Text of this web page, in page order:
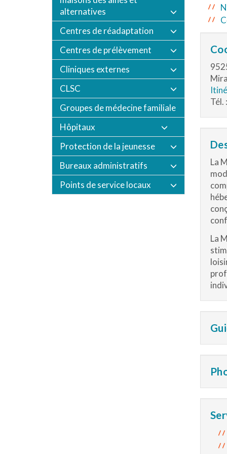
alternatives
Centres de réadaptation
Centres de prélèvement
Cliniques externes
CLSC
Groupes de médecine familiale
Hôpitaux
Protection de la jeunesse
Bureaux administratifs
Points de service locaux
Tél.
La
La